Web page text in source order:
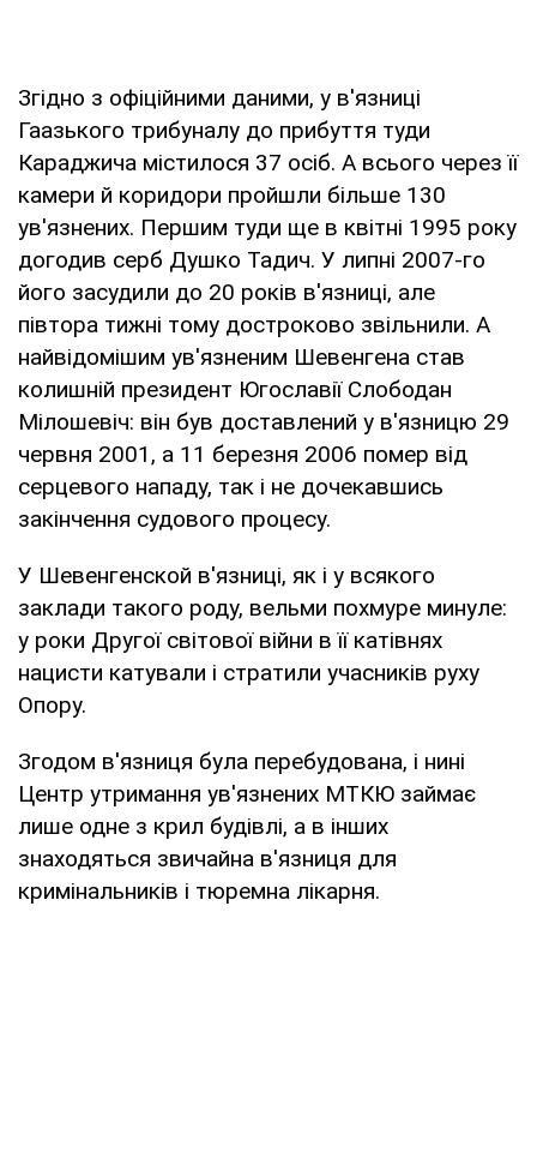
Згідно з офіційними даними, у в'язниці
Гаазького трибуналу до прибуття туди
Караджича містилося 37 осіб. А всього через її
камери й коридори пройшли більше 130
ув'язнених. Першим туди ще в квітні 1995 року
догодив серб Душко Тадич. У липні 2007-го
його засудили до 20 років в'язниці, але
півтора тижні тому достроково звільнили. А
найвідомішим ув'язненим Шевенгена став
колишній президент Югославії Слободан
Мілошевіч: він був доставлений у в'язницю 29
червня 2001, а 11 березня 2006 помер від
серцевого нападу, так і не дочекавшись
закінчення судового процесу.
У Шевенгенской в'язниці, як і у всякого
заклади такого роду, вельми похмуре минуле:
у роки Другої світової війни в її катівнях
нацисти катували і стратили учасників руху
Опору.
Згодом в'язниця була перебудована, і нині
Центр утримання ув'язнених МТКЮ займає
лише одне з крил будівлі, а в інших
знаходяться звичайна в'язниця для
кримінальників і тюремна лікарня.